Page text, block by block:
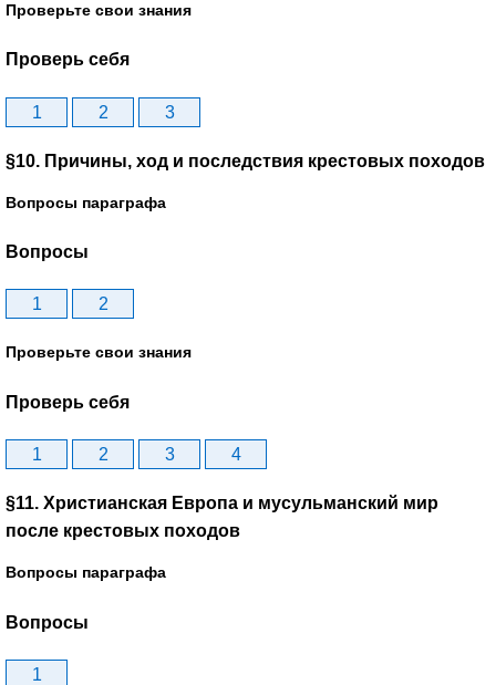
Проверьте свои знания
Проверь себя
1 2 3
§10. Причины, ход и последствия крестовых походов
Вопросы параграфа
Вопросы
1 2
Проверьте свои знания
Проверь себя
1 2 3 4
§11. Христианская Европа и мусульманский мир
после крестовых походов
Вопросы параграфа
Вопросы
1